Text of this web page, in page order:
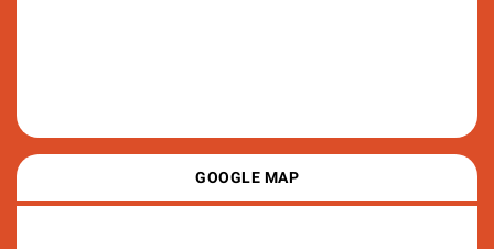
GOOGLE MAP